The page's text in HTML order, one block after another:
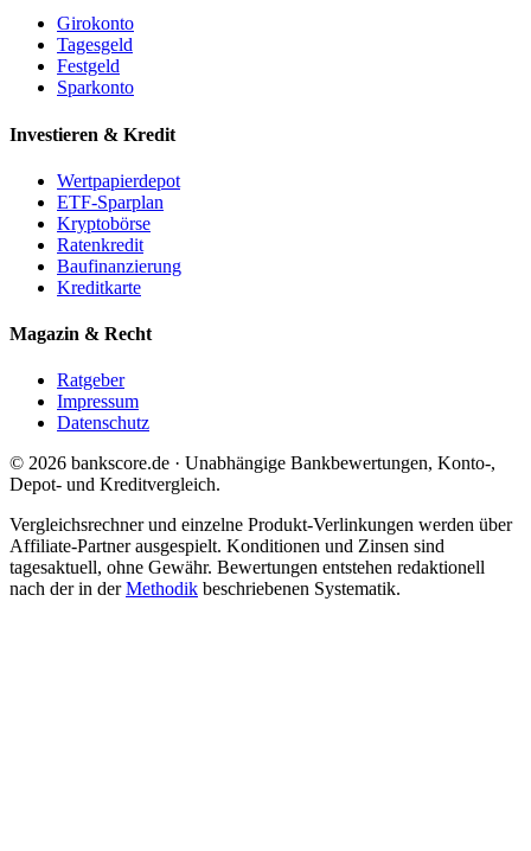
Girokonto
Tagesgeld
Festgeld
Sparkonto
Investieren & Kredit
Wertpapierdepot
ETF-Sparplan
Kryptobörse
Ratenkredit
Baufinanzierung
Kreditkarte
Magazin & Recht
Ratgeber
Impressum
Datenschutz
© 2026 bankscore.de · Unabhängige Bankbewertungen, Konto-,
Depot- und Kreditvergleich.
Vergleichsrechner und einzelne Produkt-Verlinkungen werden über
Affiliate-Partner ausgespielt. Konditionen und Zinsen sind
tagesaktuell, ohne Gewähr. Bewertungen entstehen redaktionell
nach der in derMethodik beschriebenen Systematik.